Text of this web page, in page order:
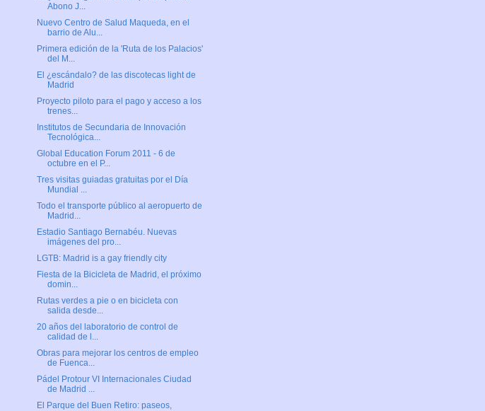
Abono J...
Nuevo Centro de Salud Maqueda, en el
barrio de Alu...
Primera edición de la 'Ruta de los Palacios'
del M...
El ¿escándalo? de las discotecas light de
Madrid
Proyecto piloto para el pago y acceso a los
trenes...
Institutos de Secundaria de Innovación
Tecnológica...
Global Education Forum 2011 - 6 de
octubre en el P...
Tres visitas guiadas gratuitas por el Día
Mundial ...
Todo el transporte público al aeropuerto de
Madrid...
Estadio Santiago Bernabéu. Nuevas
imágenes del pro...
LGTB: Madrid is a gay friendly city
Fiesta de la Bicicleta de Madrid, el próximo
domin...
Rutas verdes a pie o en bicicleta con
salida desde...
20 años del laboratorio de control de
calidad de l...
Obras para mejorar los centros de empleo
de Fuenca...
Pádel Protour VI Internacionales Ciudad
de Madrid ...
El Parque del Buen Retiro: paseos,